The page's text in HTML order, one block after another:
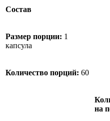
Состав
Размер порции: 1
капсула
Количество порций: 60
на